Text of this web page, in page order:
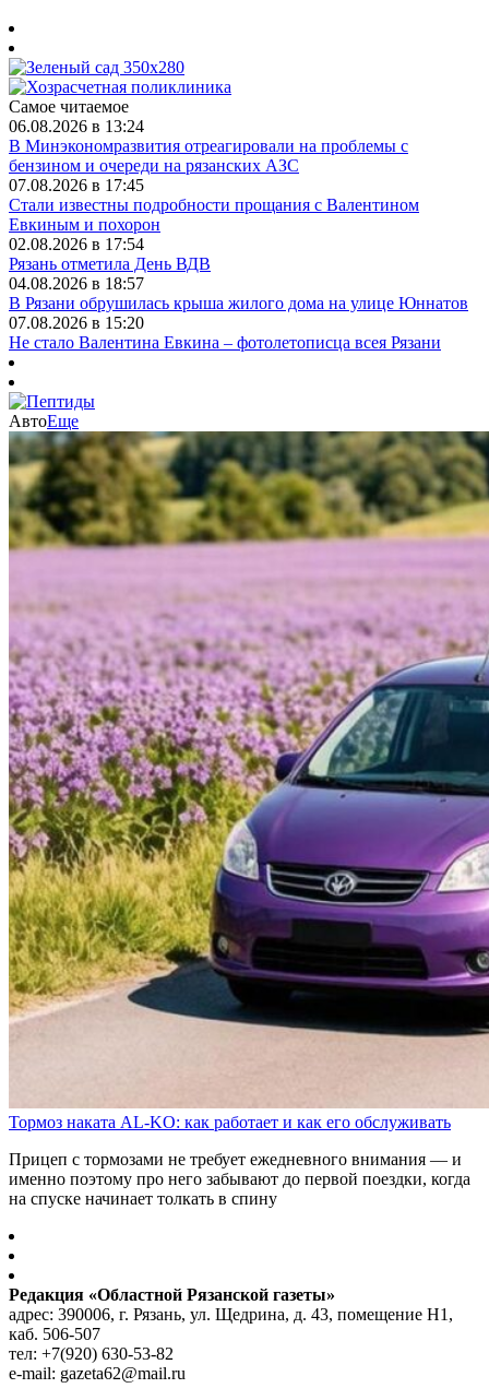
Самое читаемое
06.08.2026 в 13:24
В Минэкономразвития отреагировали на проблемы с
бензином и очереди на рязанских АЗС
07.08.2026 в 17:45
Стали известны подробности прощания с Валентином
Евкиным и похорон
02.08.2026 в 17:54
Рязань отметила День ВДВ
04.08.2026 в 18:57
В Рязани обрушилась крыша жилого дома на улице Юннатов
07.08.2026 в 15:20
Не стало Валентина Евкина – фотолетописца всея Рязани
АвтоЕще
Тормоз наката AL-KO: как работает и как его обслуживать
Прицеп с тормозами не требует ежедневного внимания — и
именно поэтому про него забывают до первой поездки, когда
на спуске начинает толкать в спину
Редакция «Областной Рязанской газеты»
адрес: 390006, г. Рязань, ул. Щедрина, д. 43, помещение Н1,
каб. 506-507
тел: +7(920) 630-53-82
e-mail: gazeta62@mail.ru